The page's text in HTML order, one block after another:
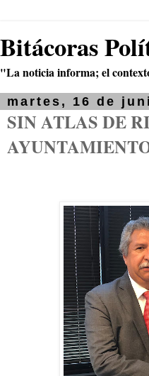
Bitácoras
"La noticia informa; el
martes, 16 de
SIN ATLAS DE